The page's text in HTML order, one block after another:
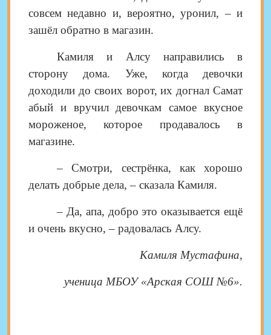
совсем недавно и, вероятно, уронил, – и
зашёл обратно в магазин.
Камиля и Алсу направились в
сторону дома. Уже, когда девочки
доходили до своих ворот, их догнал Самат
абый и вручил девочкам самое вкусное
мороженое, которое продавалось в
магазине.
– Смотри, сестрёнка, как хорошо
делать добрые дела, – сказала Камиля.
– Да, апа, добро это оказывается ещё
и очень вкусно, – радовалась Алсу.
Камиля Мустафина,
ученица МБОУ «Арская СОШ №6».